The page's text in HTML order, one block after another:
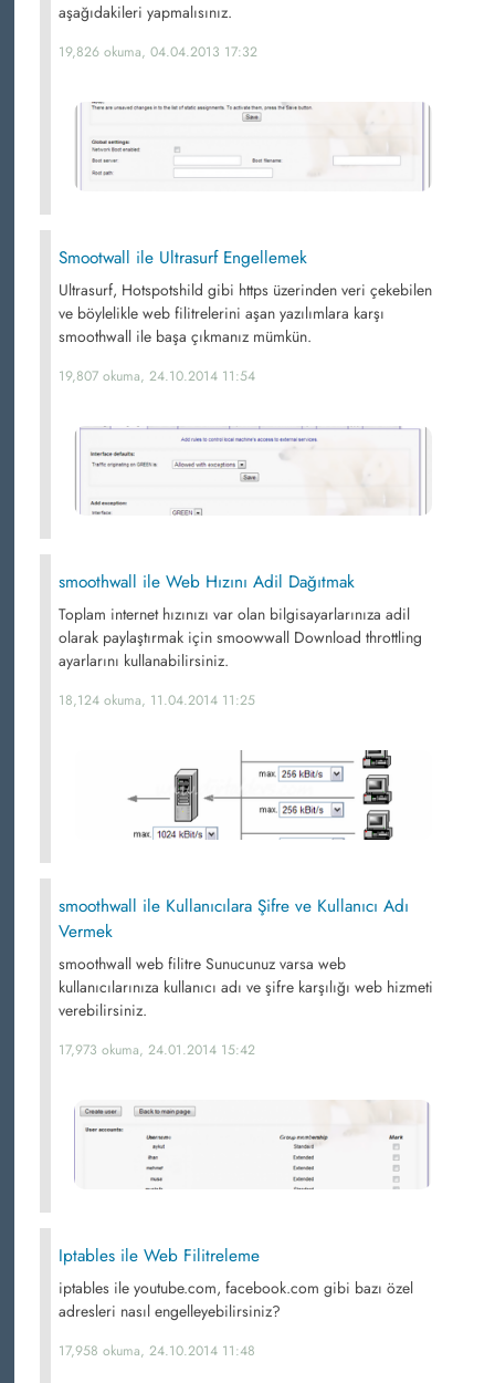
aşağıdakileri yapmalısınız.
19,826 okuma, 04.04.2013 17:32
Smootwall ile Ultrasurf Engellemek
Ultrasurf, Hotspotshild gibi https üzerinden veri çekebilen
ve böylelikle web filitrelerini aşan yazılımlara karşı
smoothwall ile başa çıkmanız mümkün.
19,807 okuma, 24.10.2014 11:54
smoothwall ile Web Hızını Adil Dağıtmak
Toplam internet hızınızı var olan bilgisayarlarınıza adil
olarak paylaştırmak için smoowwall Download throttling
ayarlarını kullanabilirsiniz.
18,124 okuma, 11.04.2014 11:25
smoothwall ile Kullanıcılara Şifre ve Kullanıcı Adı
Vermek
smoothwall web filitre Sunucunuz varsa web
kullanıcılarınıza kullanıcı adı ve şifre karşılığı web hizmeti
verebilirsiniz.
17,973 okuma, 24.01.2014 15:42
Iptables ile Web Filitreleme
iptables ile youtube.com, facebook.com gibi bazı özel
adresleri nasıl engelleyebilirsiniz?
17,958 okuma, 24.10.2014 11:48